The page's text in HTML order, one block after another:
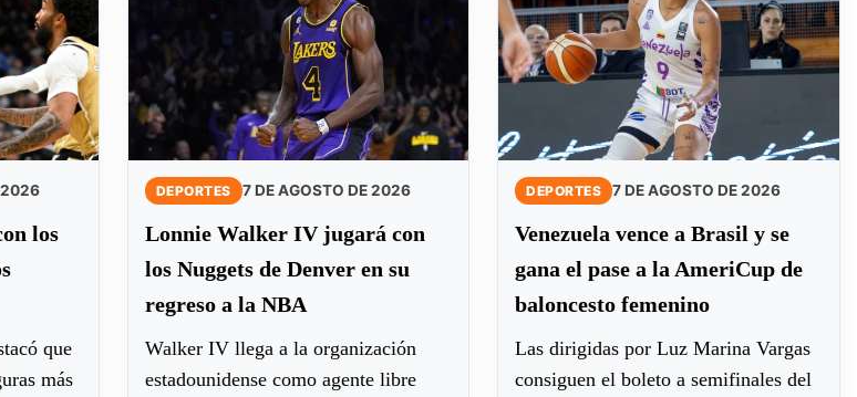
2026
los
que
más
DEPORTES 7 DE AGOSTO DE 2026
Lonnie Walker IV jugará con
los Nuggets de Denver en su
regreso a la NBA
Walker IV llega a la organización
estadounidense como agente libre
DEPORTES 7 DE AGOSTO DE 2026
Venezuela vence a Brasil y se
gana el pase a la AmeriCup de
baloncesto femenino
Las dirigidas por Luz Marina Vargas
consiguen el boleto a semifinales del